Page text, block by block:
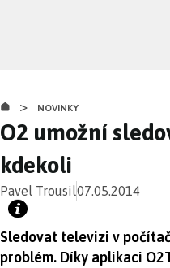
> NOVINKY
O2 umožní
kdekoli
Pavel Trousil07.05.2014
Sledovat televizi v
problém. Díky aplikaci